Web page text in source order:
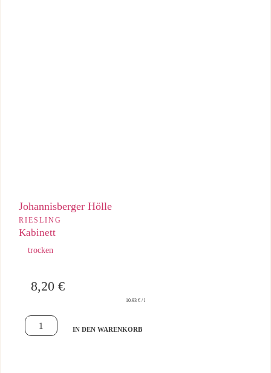
Johannisberger Hölle
RIESLING
Kabinett
trocken
8,20 €
10.93 € / l
IN DEN WARENKORB